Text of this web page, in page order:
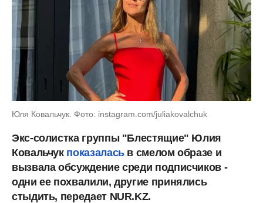
Юля Ковальчук. Фото: instagram.com/juliakovalchuk
Экс-солистка группы "Блестящие" Юлия
Ковальчук показаласьв смелом образе и
вызвала обсуждение среди подписчиков -
одни ее похвалили, другие принялись
стыдить, передает NUR.KZ.